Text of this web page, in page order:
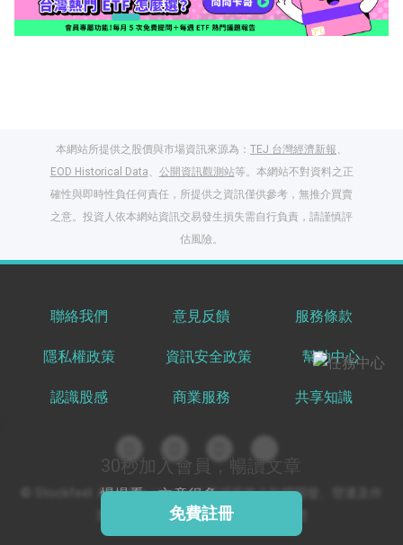
30秒加入會員，暢讀文章
慢慢看，文章很多
免費註冊
本網站所提供之股價與市場資訊來源為： TEJ 台灣經濟新報
EOD Historical Data
公開資訊觀測站等。本網站不對資料之正
確性與即時性負任何責任，所提供之資訊僅供參考，無推介買賣
之意。投資人依本網站資訊交易發生損失需自行負責，請謹慎評
估風險。
聯絡我們 意見反饋 服務條款
隱私權政策 資訊安全政策 幫助中心
認識股感 商業服務 共享知識
© Stockfeel. All rights reserved 股感服務之軟體開發、營運及作
業環境通過 ISO/IEC 27001:2022 驗證
出國就缺這咖？股